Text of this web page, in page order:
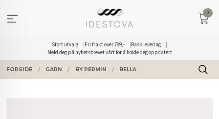
innholdet
Stort utvalg Fri frakt over 799,-
Rask levering
Meld deg på nyhetsbrevet vårt for å holde deg oppdatert
0
FORSIDE GARN BY PERMIN BELLA